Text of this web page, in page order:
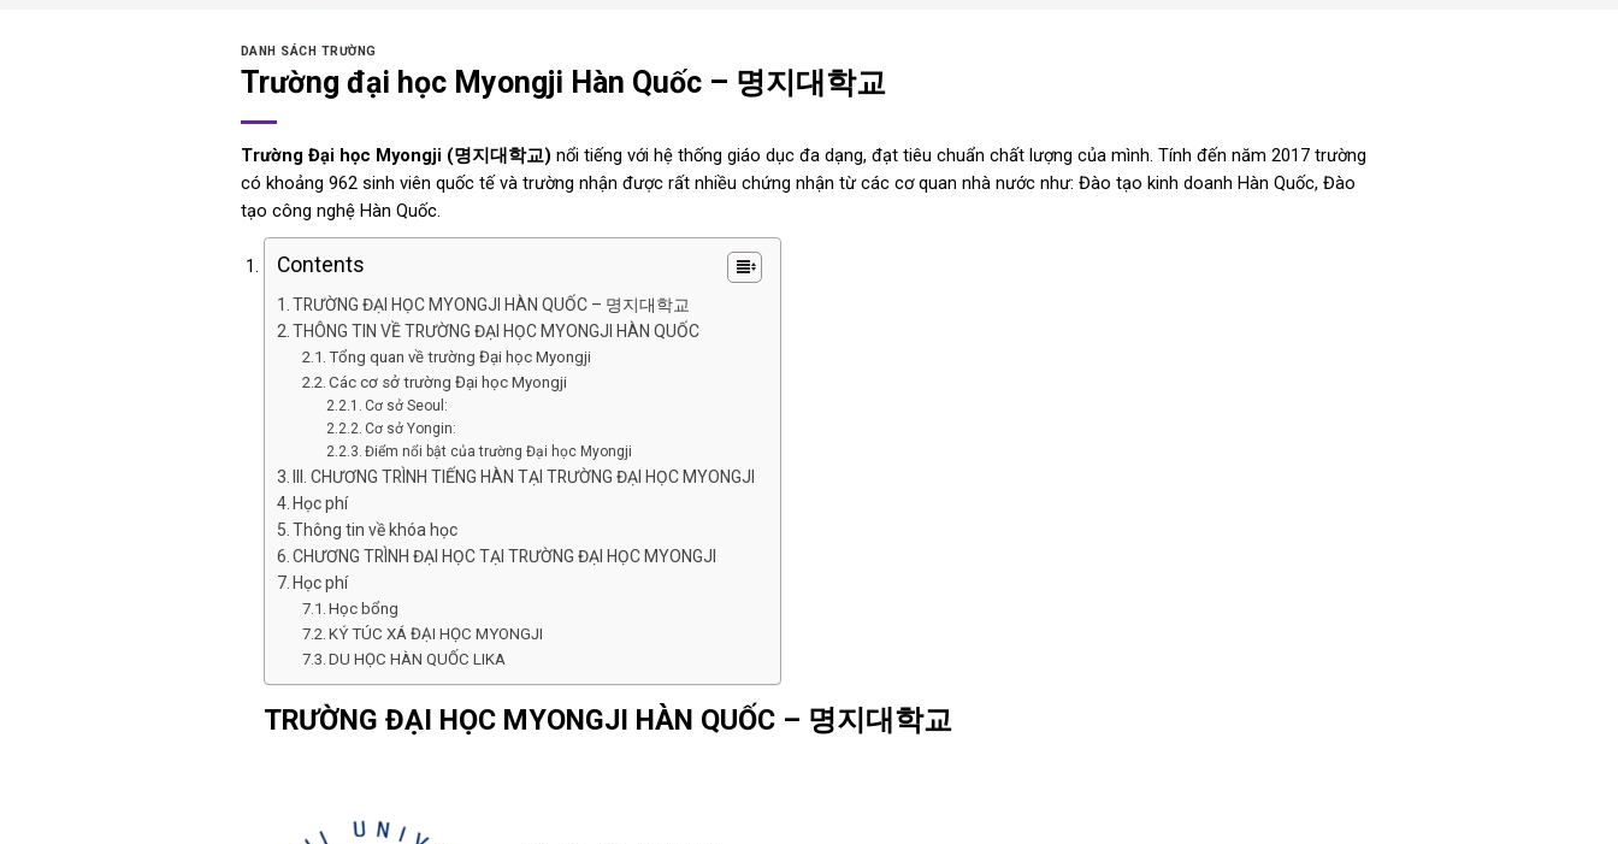
DANH SÁCH TRƯỜNG
Trường đại học Myongji Hàn Quốc – 명지대학교
Trường Đại học Myongji (명지대학교) nổi tiếng với hệ thống giáo dục đa dạng, đạt tiêu chuẩn chất lượng của mình. Tính đến năm 2017 trường
có khoảng 962 sinh viên quốc tế và trường nhận được rất nhiều chứng nhận từ các cơ quan nhà nước như: Đào tạo kinh doanh Hàn Quốc, Đào
tạo công nghệ Hàn Quốc.
Contents
TRƯỜNG ĐẠI HỌC MYONGJI HÀN QUỐC – 명지대학교
THÔNG TIN VỀ TRƯỜNG ĐẠI HỌC MYONGJI HÀN QUỐC
Tổng quan về trường Đại học Myongji
Các cơ sở trường Đại học Myongji
Cơ sở Seoul:
Cơ sở Yongin:
Điểm nổi bật của trường Đại học Myongji
III. CHƯƠNG TRÌNH TIẾNG HÀN TẠI TRƯỜNG ĐẠI HỌC MYONGJI
Học phí
Thông tin về khóa học
CHƯƠNG TRÌNH ĐẠI HỌC TẠI TRƯỜNG ĐẠI HỌC MYONGJI
Học phí
Học bổng
KÝ TÚC XÁ ĐẠI HỌC MYONGJI
DU HỌC HÀN QUỐC LIKA
TRƯỜNG ĐẠI HỌC MYONGJI HÀN QUỐC – 명지대학교